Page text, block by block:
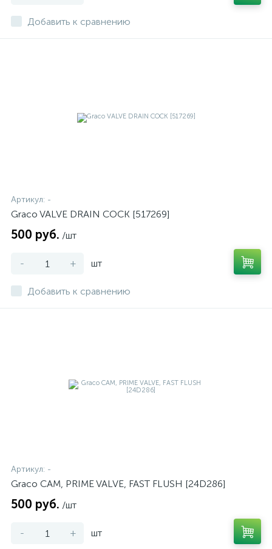
Добавить к сравнению
Артикул: -
Graco VALVE DRAIN COCK [517269]
500 руб. /шт
- + шт
Добавить к сравнению
Артикул: -
Graco CAM, PRIME VALVE, FAST FLUSH [24D286]
500 руб. /шт
- + шт